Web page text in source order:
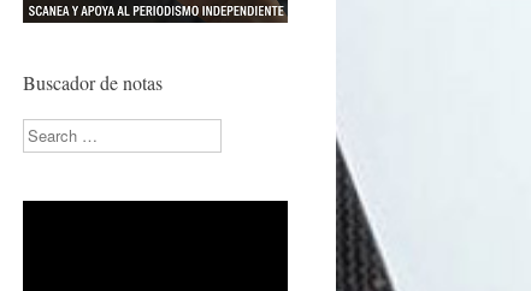
Buscador de notas
Search